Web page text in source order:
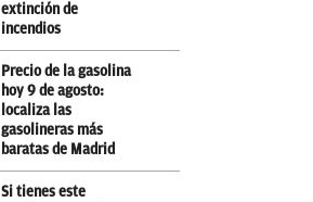
extinción de
incendios
Precio de la gasolina
hoy 9 de agosto:
localiza las
gasolineras más
baratas de Madrid
Si tienes este